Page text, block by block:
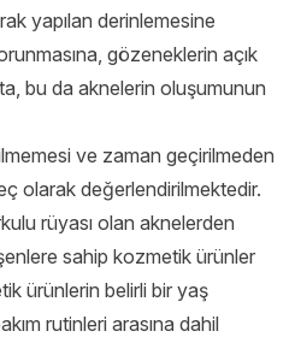
yapılan derinlemesine
gözeneklerin açık
bu da aknelerin oluşumunun
ve zaman geçirilmeden
olarak değerlendirilmektedir.
rüyası olan aknelerden
sahip kozmetik ürünler
ürünlerin belirli bir yaş
rutinleri arasına dahil